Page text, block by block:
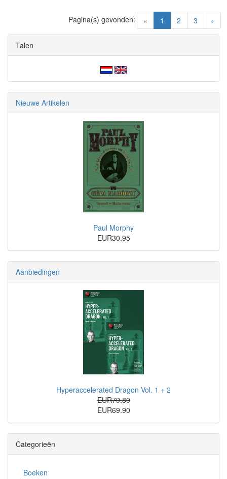
« 1 (current)
2 3 »
Pagina(s) gevonden:
Talen
Nieuwe Artikelen
Paul Morphy
EUR30.95
Aanbiedingen
Hyperaccelerated Dragon Vol. 1 + 2
EUR79.80
EUR69.90
Categorieën
Boeken